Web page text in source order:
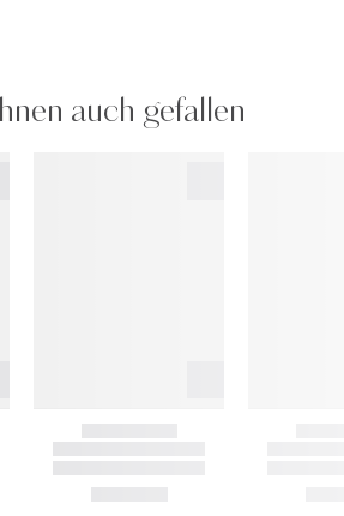
auch gefallen